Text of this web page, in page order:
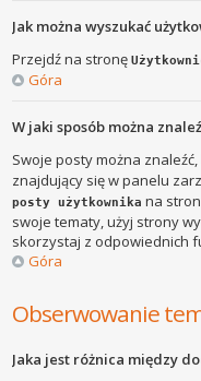
Jak można wyszukać
Przejdź na stronę
Góra
W jaki sposób można
Swoje posty można
znajdujący się w panelu
posty użytkownika na
swoje tematy, użyj strony
skorzystaj z odpowiednich
Góra
Obserwowanie
Jaka jest różnica między